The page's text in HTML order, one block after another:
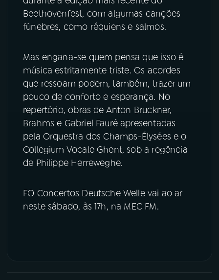
Beethovenfest, com algumas canções
fúnebres, como réquiens e salmos.
Mas engana-se quem pensa que isso é
música estritamente triste. Os acordes
que ressoam podem, também, trazer um
pouco de conforto e esperança. No
repertório, obras de Anton Bruckner,
Brahms e Gabriel Fauré apresentadas
pela Orquestra dos Champs-Élysées e o
Collegium Vocale Ghent, sob a regência
de Philippe Herreweghe.
FO Concertos Deutsche Welle vai ao ar
neste sábado, às 17h, na MEC FM.